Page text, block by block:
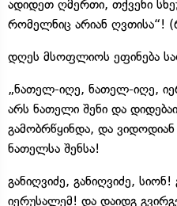
ადიდეთ ღმერთი, თქვენი
რომელნიც არიან ღვთისა“!
დღეს მსოფლიოს ეფინება
„ნათელ-იღე, ნათელ-იღე,
არს ნათელი შენი და
გამობრწყინდა, და
ნათელსა შენსა!
განიღვიძე, განიღვიძე,
იერუსალემ! და დაიდგ